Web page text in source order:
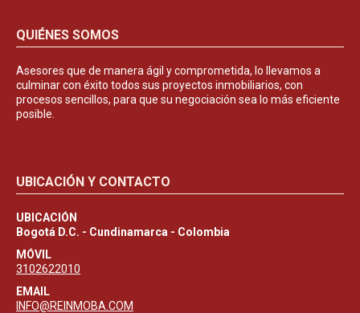
QUIÉNES SOMOS
Asesores que de manera ágil y comprometida, lo llevamos a
culminar con éxito todos sus proyectos inmobiliarios, con
procesos sencillos, para que su negociación sea lo más eficiente
posible.
UBICACIÓN Y CONTACTO
UBICACIÓN
Bogotá D.C. - Cundinamarca - Colombia
MÓVIL
3102622010
EMAIL
INFO@REINMOBA.COM